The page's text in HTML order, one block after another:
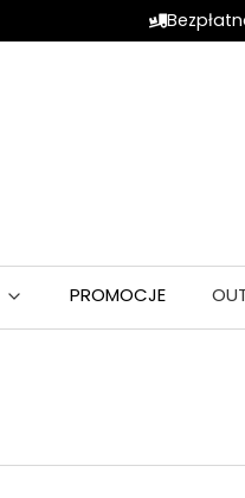
PROMOCJE